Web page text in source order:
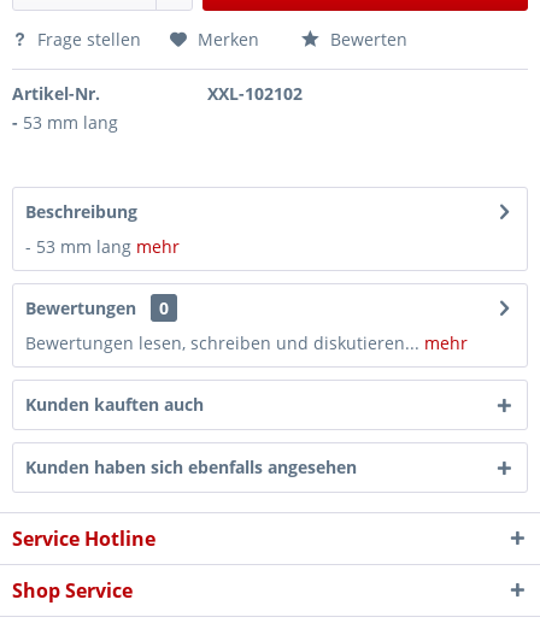
Frage stellen Merken Bewerten
Artikel-Nr.
XXL-102102
- 53 mm lang
Beschreibung
- 53 mm lang mehr
Bewertungen
0
Bewertungen lesen, schreiben und diskutieren... mehr
Kunden kauften auch
Kunden haben sich ebenfalls angesehen
Service Hotline
Shop Service